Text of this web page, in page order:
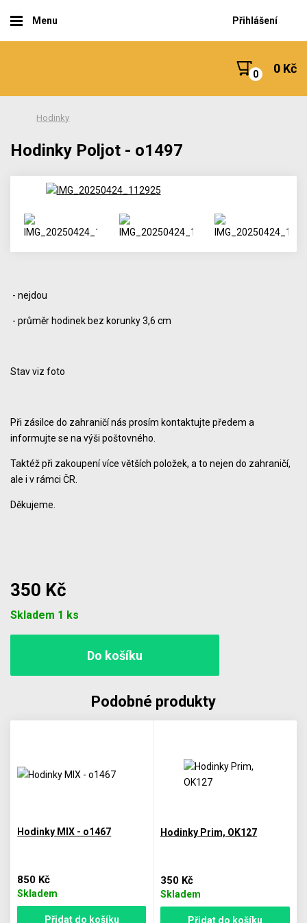
Menu Přihlášení
0 Kč
Hodinky
Hodinky Poljot - o1497
- nejdou
- průměr hodinek bez korunky 3,6 cm
Stav viz foto
Při zásilce do zahraničí nás prosím kontaktujte předem a
informujte se na výši poštovného.
Taktéž při zakoupení více větších položek, a to nejen do zahraničí,
ale i v rámci ČR.
Děkujeme.
350 Kč
Skladem 1 ks
Podobné produkty
Hodinky MIX - o1467
850 Kč
Skladem
Přidat do košíku
Hodinky Prim, OK127
350 Kč
Skladem
Přidat do košíku